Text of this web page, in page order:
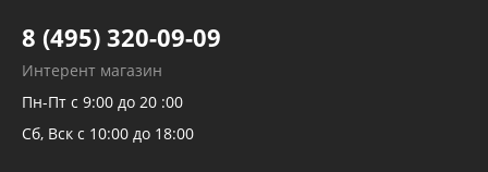
Тормозных трубок
Рукавов гидроусилителей
Рукавов компрессоров и турбин
Трубок кондиционеров
8 (495) 320-09-09
Интерент магазин
Пн-Пт с 9:00 до 20 :00
Сб, Вск с 10:00 до 18:00